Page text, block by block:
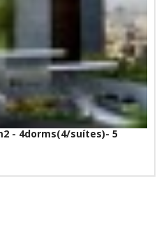
- 4dorms(4/suítes)- 5